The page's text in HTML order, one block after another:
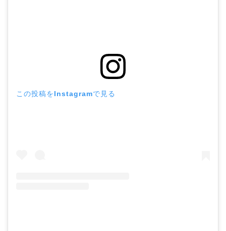
この投稿をInstagramで見る